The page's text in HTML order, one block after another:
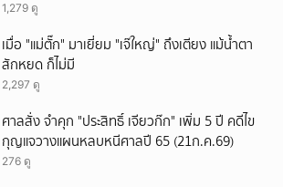
1,279 ดู
เมื่อ "แม่ตั๊ก" มาเยี่ยม "เจ๊ใหญ่" ถึงเตียง แม้น้ำตา
สักหยด ก็ไม่มี
2,297 ดู
ศาลสั่ง จำคุก "ประสิทธิ์ เจียวก๊ก" เพิ่ม 5 ปี คดีไข
กุญแจวางแผนหลบหนีศาลปี 65 (21ก.ค.69)
276 ดู